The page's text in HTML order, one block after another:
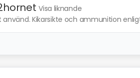
Visa liknande
använd. Kikarsikte och ammunition